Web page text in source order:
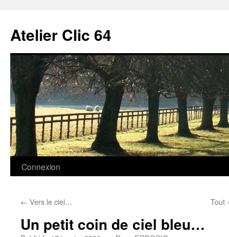
contenu
Atelier Clic 64
Connexion
← Vers le ciel… Tout
Un petit coin de ciel bleu…